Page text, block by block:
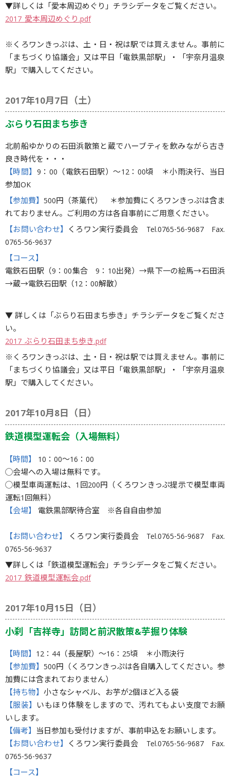
▼詳しくは「愛本周辺めぐり」チラシデータをご覧ください。
2017_愛本周辺めぐり.pdf
※くろワンきっぷは、土・日・祝は駅では買えません。事前に
「まちづくり協議会」又は平日「電鉄黒部駅」・「宇奈月温泉
駅」で購入してください。
2017年10月7日（土）
ぶらり石田まち歩き
北前船ゆかりの石田浜散策と蔵でハーブティを飲みながら古き
良き時代を・・・
【時間】 9：00（電鉄石田駅）〜12：00頃 ＊小雨決行、当日
参加OK
【参加費】 500円（茶菓代） ＊参加費にくろワンきっぷは含ま
れておりません。ご利用の方は各自事前にご用意ください。
【お問い合わせ】 くろワン実行委員会 Tel.0765-56-9687 Fax.
0765-56-9637
【コース】
電鉄石田駅（9：00集合 9：10出発）→県下一の絵馬→石田浜
→蔵→電鉄石田駅（12：00解散）
▼ 詳しくは「ぶらり石田まち歩き」チラシデータをご覧くださ
い。
2017_ぶらり石田まち歩き.pdf
※くろワンきっぷは、土・日・祝は駅では買えません。事前に
「まちづくり協議会」又は平日「電鉄黒部駅」・「宇奈月温泉
駅」で購入してください。
2017年10月8日（日）
鉄道模型運転会（入場無料）
【時間】 10：00〜16：00
◯会場への入場は無料です。
◯模型車両運転は、1回200円（くろワンきっぷ提示で模型車両
運転1回無料）
【会場】
電鉄黒部駅待合室 ※各自自由参加
【お問い合わせ】
くろワン実行委員会 Tel.0765-56-9687 Fax.
0765-56-9637
▼詳しくは「鉄道模型運転会」チラシデータをご覧ください。
2017_鉄道模型運転会.pdf
2017年10月15日（日）
小刹「吉祥寺」訪問と前沢散策&芋掘り体験
【時間】 12：44（長屋駅）〜16：25頃 ＊小雨決行
【参加費】 500円（くろワンきっぷは各自購入してください。参
加費には含まれておりません）
【持ち物】 小さなシャベル、お芋が2個ほど入る袋
【服装】 いもほり体験をしますので、汚れてもよい支度でお願
いします。
【備考】 当日参加も受付けますが、事前申込をお願いします。
【お問い合わせ】 くろワン実行委員会 Tel.0765-56-9687 Fax.
0765-56-9637
【コース】